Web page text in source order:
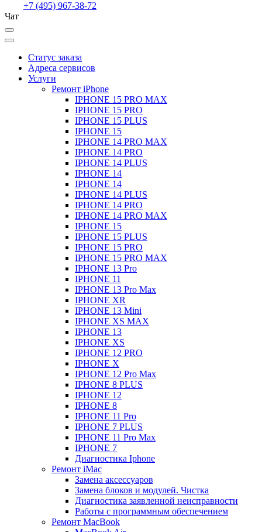
+7 (495) 967-38-72
Чат
Статус заказа
Адреса сервисов
Услуги
Ремонт iPhone
IPHONE 15 PRO MAX
IPHONE 15 PRO
IPHONE 15 PLUS
IPHONE 15
IPHONE 14 PRO MAX
IPHONE 14 PRO
IPHONE 14 PLUS
IPHONE 14
IPHONE 14
IPHONE 14 PLUS
IPHONE 14 PRO
IPHONE 14 PRO MAX
IPHONE 15
IPHONE 15 PLUS
IPHONE 15 PRO
IPHONE 15 PRO MAX
IPHONE 13 Pro
IPHONE 11
IPHONE 13 Pro Max
IPHONE XR
IPHONE 13 Mini
IPHONE XS MAX
IPHONE 13
IPHONE XS
IPHONE 12 PRO
IPHONE X
IPHONE 12 Pro Max
IPHONE 8 PLUS
IPHONE 12
IPHONE 8
IPHONE 11 Pro
IPHONE 7 PLUS
IPHONE 11 Pro Max
IPHONE 7
Диагностика Iphone
Ремонт iMac
Замена аксессуаров
Замена блоков и модулей. Чистка
Диагностика заявленной неисправности
Работы с программным обеспечением
Ремонт MacBook